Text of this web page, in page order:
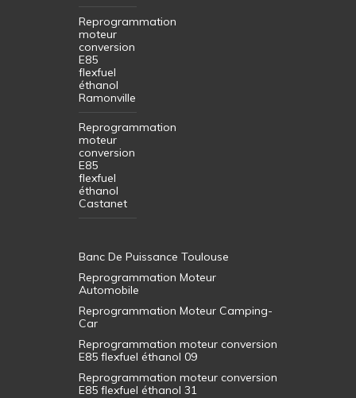
Reprogrammation
moteur
conversion
E85
flexfuel
éthanol
Ramonville
Reprogrammation
moteur
conversion
E85
flexfuel
éthanol
Castanet
Banc De Puissance Toulouse
Reprogrammation Moteur
Automobile
Reprogrammation Moteur Camping-
Car
Reprogrammation moteur conversion
E85 flexfuel éthanol 09
Reprogrammation moteur conversion
E85 flexfuel éthanol 31